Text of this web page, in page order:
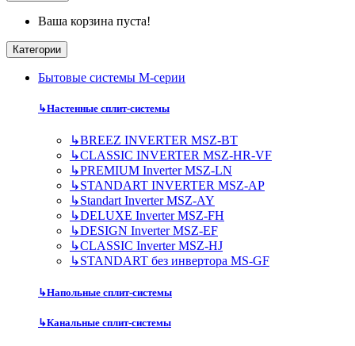
Ваша корзина пуста!
Категории
Бытовые системы M-серии
↳Настенные сплит-системы
↳BREEZ INVERTER MSZ-BT
↳CLASSIC INVERTER MSZ-HR-VF
↳PREMIUM Inverter MSZ-LN
↳STANDART INVERTER MSZ-AP
↳Standart Inverter MSZ-AY
↳DELUXE Inverter MSZ-FH
↳DESIGN Inverter MSZ-EF
↳CLASSIC Inverter MSZ-HJ
↳STANDART без инвертора MS-GF
↳Напольные сплит-системы
↳Канальные сплит-системы